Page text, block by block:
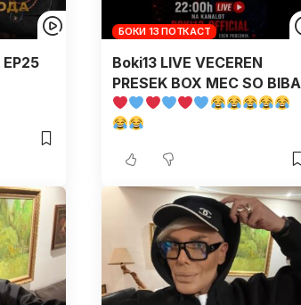
БОКИ 13 ПОТКАСТ
Boki13 LIVE VECEREN
PRESEK BOX MEC SO BIBA